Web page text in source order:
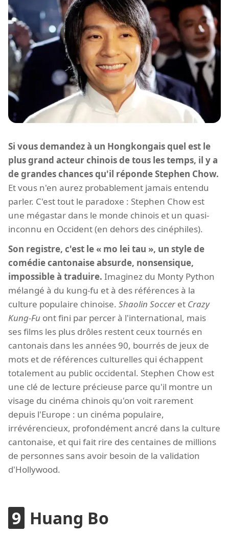
Si vous demandez à un Hongkongais quel est le
plus grand acteur chinois de tous les temps, il y a
de grandes chances qu'il réponde Stephen Chow.
Et vous n'en aurez probablement jamais entendu
parler. C'est tout le paradoxe : Stephen Chow est
une mégastar dans le monde chinois et un quasi-
inconnu en Occident (en dehors des cinéphiles).
Son registre, c'est le « mo lei tau », un style de
comédie cantonaise absurde, nonsensique,
impossible à traduire. Imaginez du Monty Python
mélangé à du kung-fu et à des références à la
culture populaire chinoise. Shaolin Socceret Crazy
Kung-Fu ont fini par percer à l'international, mais
ses films les plus drôles restent ceux tournés en
cantonais dans les années 90, bourrés de jeux de
mots et de références culturelles qui échappent
totalement au public occidental. Stephen Chow est
une clé de lecture précieuse parce qu'il montre un
visage du cinéma chinois qu'on voit rarement
depuis l'Europe : un cinéma populaire,
irrévérencieux, profondément ancré dans la culture
cantonaise, et qui fait rire des centaines de millions
de personnes sans avoir besoin de la validation
d'Hollywood.
Huang Bo